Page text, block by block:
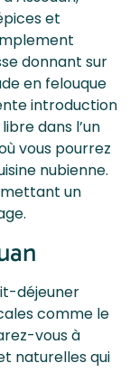
et
donnant sur
en felouque
introduction
dans l’un
vous pourrez
nubienne.
un
déjeuner
comme le
vous à
naturelles qui